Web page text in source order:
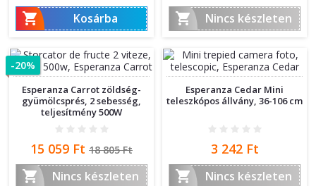

Kosárba
ár
 Nincs készleten
Esperanza Carrot zöldség-
gyümölcsprés, 2 sebesség,
teljesítmény 500W
Ár
15 059 Ft Normál
ár
18 805 Ft
 Nincs készleten
-20%
Esperanza Cedar Mini
teleszkópos állvány, 36-106 cm
Ár
3 242 Ft

Nincs készleten